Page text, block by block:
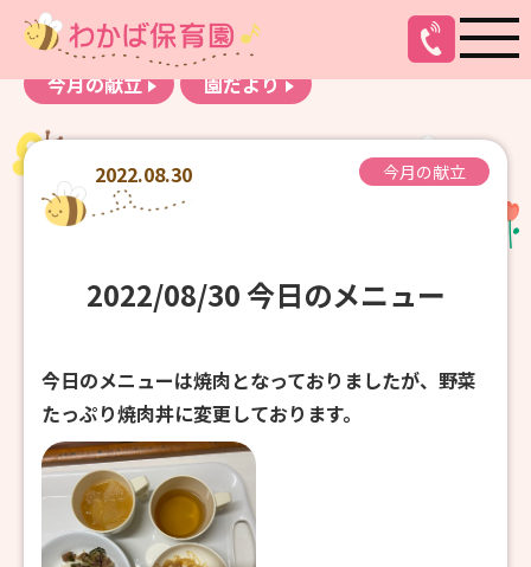
お知らせ
わかばアルバム
今月の献立
園だより
2022.08.30 今月の献立
2022/08/30 今日のメニュー
今日のメニューは焼肉となっておりましたが、野菜
たっぷり焼肉丼に変更しております。